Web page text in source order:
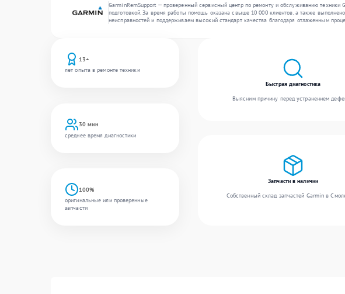
GarminRemSupport — проверенный сервисный центр по ремонту и обслуживанию
подготовкой. За время работы помощь оказана свыше 10 000 клиентов, а также
неисправностей и поддерживаем высокий стандарт качества благодаря отлаженным
13+
лет опыта в ремонте техники
30 мин
среднее время диагностики
100%
оригинальные или проверенные
запчасти
Быстрая диагностика
Выясним причину перед устранением
Запчасти в наличии
Собственный склад запчастей Garmin в